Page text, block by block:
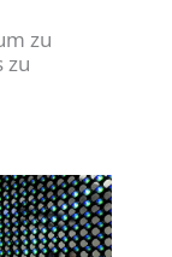
zu
zu